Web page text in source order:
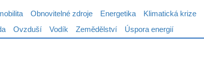
Obnovitelné zdroje Energetika Klimatická krize
Ovzduší Vodík Zemědělství Úspora energií